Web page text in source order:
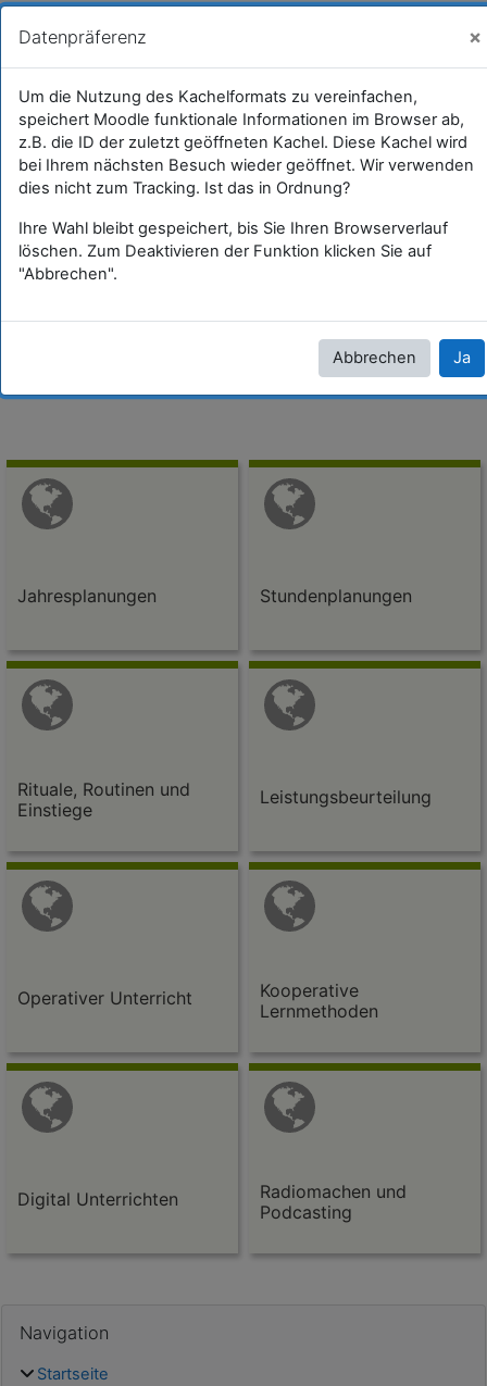
Zum Hauptinhalt
GWB
PPS III - Niklas Hackl
Startseite Kurse Lehramtsausbildung GW im Clust... Studentische Lernkurse PPS-Begleitung PD SS 2024
PPS III - Niklas Hackl
Dieser Lernkurs beinhaltet die Materialien für die
Fachdidaktische Begleitung zum Bachelorpraktikum GW.
Jahresplanungen Stundenplanungen
Rituale, Routinen und
Einstiege
Leistungsbeurteilung
Operativer Unterricht
Kooperative
Lernmethoden
Digital Unterrichten
Radiomachen und
Podcasting
Navigation
Startseite
Datenpräferenz ×
Um die Nutzung des Kachelformats zu vereinfachen,
speichert Moodle funktionale Informationen im Browser ab,
z.B. die ID der zuletzt geöffneten Kachel. Diese Kachel wird
bei Ihrem nächsten Besuch wieder geöffnet. Wir verwenden
dies nicht zum Tracking. Ist das in Ordnung?
Ihre Wahl bleibt gespeichert, bis Sie Ihren Browserverlauf
löschen. Zum Deaktivieren der Funktion klicken Sie auf
"Abbrechen".
Abbrechen Ja